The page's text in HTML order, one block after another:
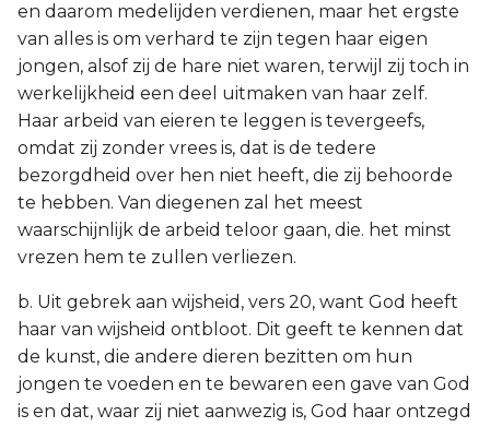
en daarom medelijden verdienen, maar het ergste
van alles is om verhard te zijn tegen haar eigen
jongen, alsof zij de hare niet waren, terwijl zij toch in
werkelijkheid een deel uitmaken van haar zelf.
Haar arbeid van eieren te leggen is tevergeefs,
omdat zij zonder vrees is, dat is de tedere
bezorgdheid over hen niet heeft, die zij behoorde
te hebben. Van diegenen zal het meest
waarschijnlijk de arbeid teloor gaan, die. het minst
vrezen hem te zullen verliezen.
b. Uit gebrek aan wijsheid, vers 20, want God heeft
haar van wijsheid ontbloot. Dit geeft te kennen dat
de kunst, die andere dieren bezitten om hun
jongen te voeden en te bewaren een gave van God
is en dat, waar zij niet aanwezig is, God haar ontzegd